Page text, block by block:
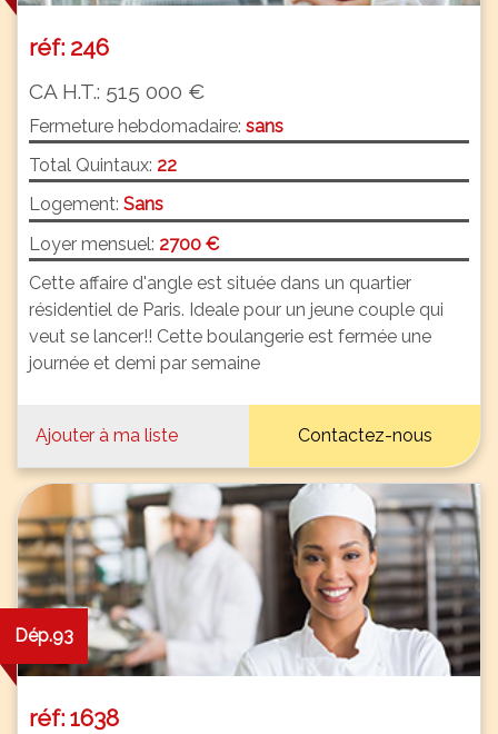
réf: 246
CA H.T.: 515 000 €
Fermeture hebdomadaire: sans
Total Quintaux: 22
Logement: Sans
Loyer mensuel: 2700 €
Cette affaire d'angle est située dans un quartier
résidentiel de Paris. Ideale pour un jeune couple qui
veut se lancer!! Cette boulangerie est fermée une
journée et demi par semaine
Ajouter à ma liste Contactez-nous
Dép.93
réf: 1638